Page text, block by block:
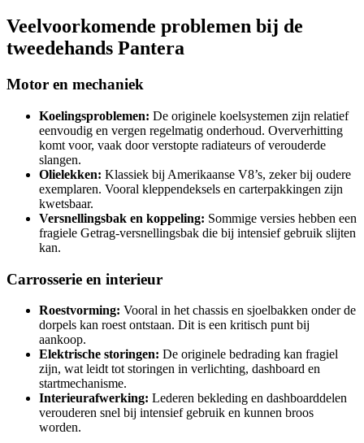
Veelvoorkomende problemen bij de
tweedehands Pantera
Motor en mechaniek
Koelingsproblemen: De originele koelsystemen zijn relatief
eenvoudig en vergen regelmatig onderhoud. Oververhitting
komt voor, vaak door verstopte radiateurs of verouderde
slangen.
Olielekken: Klassiek bij Amerikaanse V8’s, zeker bij oudere
exemplaren. Vooral kleppendeksels en carterpakkingen zijn
kwetsbaar.
Versnellingsbak en koppeling: Sommige versies hebben een
fragiele Getrag-versnellingsbak die bij intensief gebruik slijten
kan.
Carrosserie en interieur
Roestvorming: Vooral in het chassis en sjoelbakken onder de
dorpels kan roest ontstaan. Dit is een kritisch punt bij
aankoop.
Elektrische storingen: De originele bedrading kan fragiel
zijn, wat leidt tot storingen in verlichting, dashboard en
startmechanisme.
Interieurafwerking: Lederen bekleding en dashboarddelen
verouderen snel bij intensief gebruik en kunnen broos
worden.